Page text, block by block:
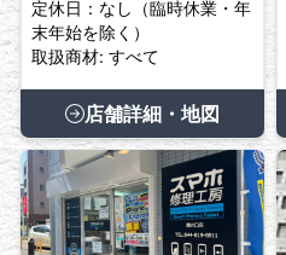
定休日：なし（臨時休業・年
末年始を除く）
取扱商材: すべて
店舗詳細・地図